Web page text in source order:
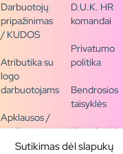
Sutikimas dėl slapukų
Darbuotojų
pripažinimas
/ KUDOS
Atributika su
logo
darbuotojams
Apklausos /
naujienų
siena
D.U.K. HR
komandai
Privatumo
politika
Bendrosios
taisyklės
Kontaktai /
rekvizitai